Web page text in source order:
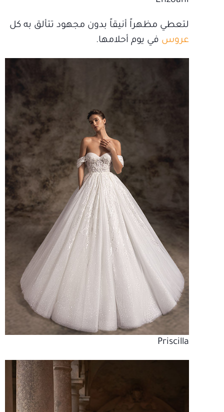
لتعطي مظهراً أنيقاً بدون مجهود تتألق به كل
عروس في يوم أحلامها.
Priscilla